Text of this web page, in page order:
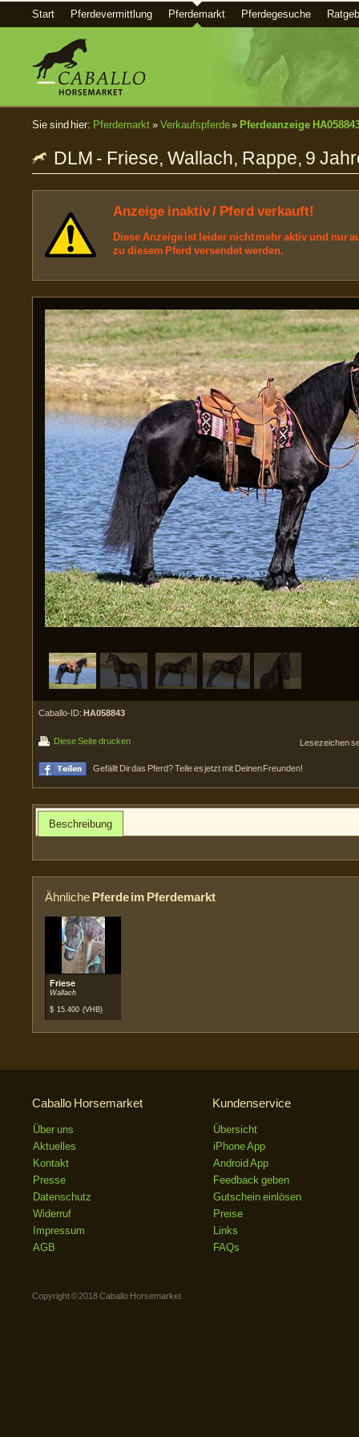
Start Pferdevermittlung Pferdemarkt Pferdegesuche
Sie sind hier: Pferdemarkt » Verkaufspferde» Pferdeanzeige
DLM - Friese, Wallach, Rappe, 9
Anzeige inaktiv / Pferd verkauft!
Diese Anzeige ist leider nicht mehr aktiv und nur
zu diesem Pferd versendet werden.
Caballo-ID: HA058843
Diese Seite drucken Lesezeichen
Gefällt Dir das Pferd? Teile es jetzt mit Deinen Freunden!
Beschreibung
Ähnliche Pferde im Pferdemarkt
Friese
Wallach
$ 15.400 (VHB)
Caballo Horsemarket
Über uns
Aktuelles
Kontakt
Presse
Datenschutz
Widerruf
Impressum
AGB
Kundenservice
Übersicht
iPhone App
Android App
Feedback geben
Gutschein einlösen
Preise
Links
FAQs
Copyright © 2018 Caballo Horsemarket